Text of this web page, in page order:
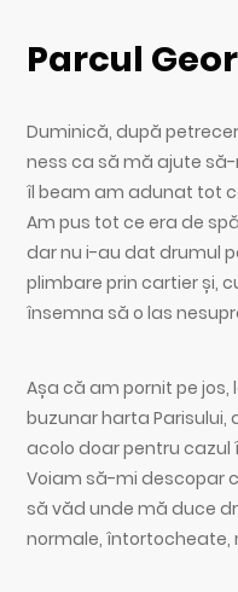
Parcul
Duminică, după
ness ca să mă ajute
îl beam am adunat tot
Am pus tot ce era de
dar nu i-au dat drumul
plimbare prin cartier și,
însemna să o las
Așa că am pornit pe
buzunar harta Parisului,
acolo doar pentru
Voiam să-mi descopar
să văd unde mă duce
normale, întortocheate,